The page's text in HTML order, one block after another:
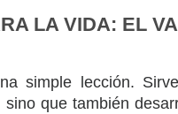
LA VIDA: EL
simple lección.
que también